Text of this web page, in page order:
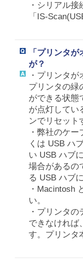
・シリアル
「IS-
「プリンタ
が？
・プリンタ
プリンタの緑
ができる状態
が点灯してい
ンでリセット
・弊社のケ
くは USB ハ
い USB ハブ
場合があるの
る USB ハブ
・Macintosh
い。
・プリンタ
できなければ
す。プリンタ